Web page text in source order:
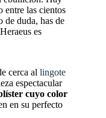
entre las cientos
de duda, has de
es
cerca al lingote
espectacular
cuyo color
en su perfecto